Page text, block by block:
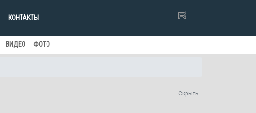
КОНТАКТЫ
ВИДЕО ФОТО
Скрыть